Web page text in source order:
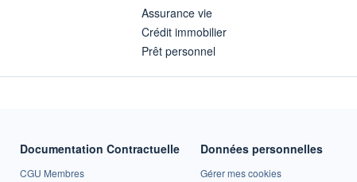
Assurance vie
Crédit immobilier
Prêt personnel
Documentation Contractuelle
CGU Membres
Données personnelles
Gérer mes cookies